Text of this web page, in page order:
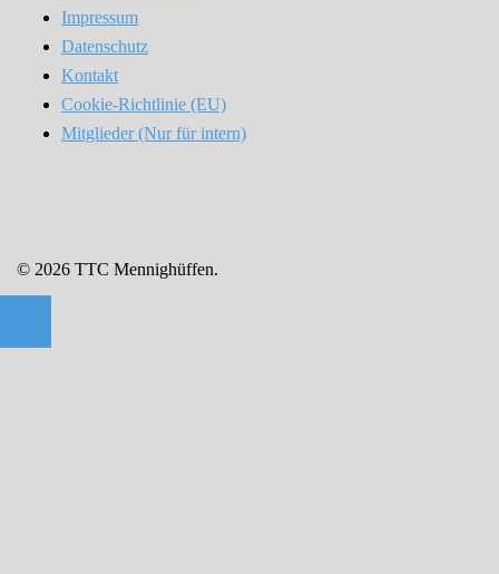
Impressum
Datenschutz
Kontakt
Cookie-Richtlinie (EU)
Mitglieder (Nur für intern)
© 2026 TTC Mennighüffen.